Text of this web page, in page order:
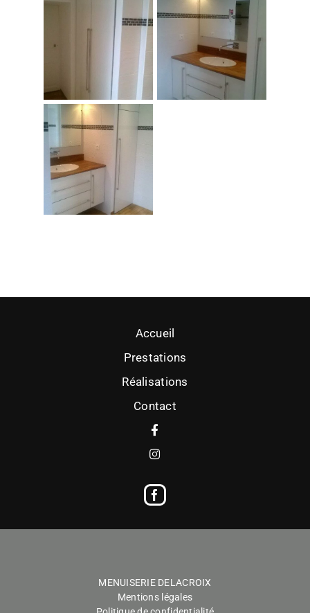
Accueil
Prestations
Réalisations
Contact
MENUISERIE DELACROIX
Mentions légales